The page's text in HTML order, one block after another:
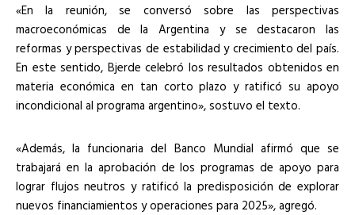
«En la reunión, se conversó sobre las perspectivas
macroeconómicas de la Argentina y se destacaron las
reformas y perspectivas de estabilidad y crecimiento del país.
En este sentido, Bjerde celebró los resultados obtenidos en
materia económica en tan corto plazo y ratificó su apoyo
incondicional al programa argentino», sostuvo el texto.
«Además, la funcionaria del Banco Mundial afirmó que se
trabajará en la aprobación de los programas de apoyo para
lograr flujos neutros y ratificó la predisposición de explorar
nuevos financiamientos y operaciones para 2025», agregó.